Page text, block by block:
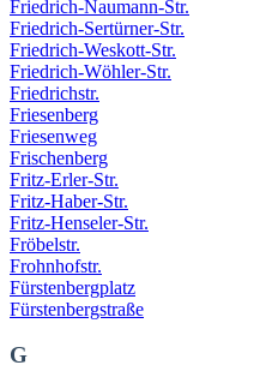
Friedrich-Naumann-Str.
Friedrich-Sertürner-Str.
Friedrich-Weskott-Str.
Friedrich-Wöhler-Str.
Friedrichstr.
Friesenberg
Friesenweg
Frischenberg
Fritz-Erler-Str.
Fritz-Haber-Str.
Fritz-Henseler-Str.
Fröbelstr.
Frohnhofstr.
Fürstenbergplatz
Fürstenbergstraße
G